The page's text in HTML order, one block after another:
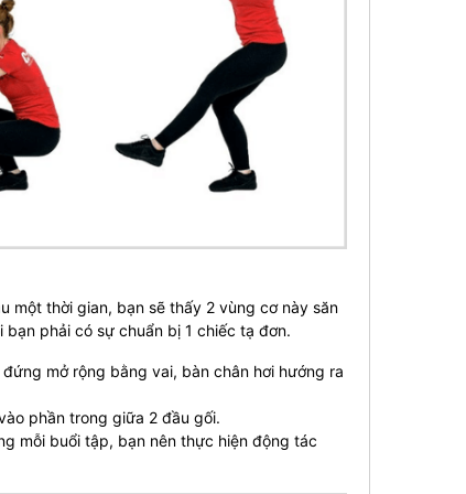
một thời gian, bạn sẽ thấy 2 vùng cơ này săn
bạn phải có sự chuẩn bị 1 chiếc tạ đơn.
mở rộng bằng vai, bàn chân hơi hướng ra
phần trong giữa 2 đầu gối.
mỗi buổi tập, bạn nên thực hiện động tác